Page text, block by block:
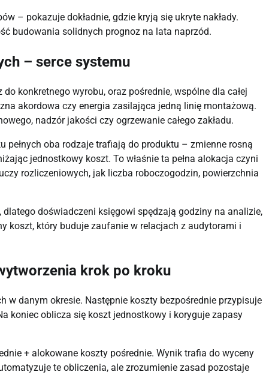
– pokazuje dokładnie, gdzie kryją się ukryte nakłady.
budowania solidnych prognoz na lata naprzód.
– serce systemu
konkretnego wyrobu, oraz pośrednie, wspólne dla całej
akordowa czy energia zasilająca jedną linię montażową.
nadzór jakości czy ogrzewanie całego zakładu.
pełnych oba rodzaje trafiają do produktu – zmienne rosną
jednostkowy koszt. To właśnie ta pełna alokacja czyni
rozliczeniowych, jak liczba roboczogodzin, powierzchnia
doświadczeni księgowi spędzają godziny na analizie,
koszt, który buduje zaufanie w relacjach z audytorami i
krok po kroku
w danym okresie. Następnie koszty bezpośrednie przypisuje
koniec oblicza się koszt jednostkowy i koryguje zapasy
+ alokowane koszty pośrednie. Wynik trafia do wyceny
te obliczenia, ale zrozumienie zasad pozostaje